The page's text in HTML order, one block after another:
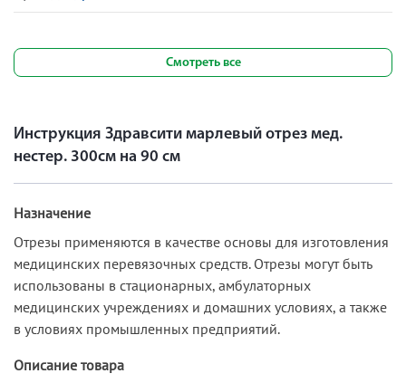
Смотреть все
Инструкция Здравсити марлевый отрез мед.
нестер. 300см на 90 см
Назначение
Отрезы применяются в качестве основы для изготовления
медицинских перевязочных средств. Отрезы могут быть
использованы в стационарных, амбулаторных
медицинских учреждениях и домашних условиях, а также
в условиях промышленных предприятий.
Описание товара